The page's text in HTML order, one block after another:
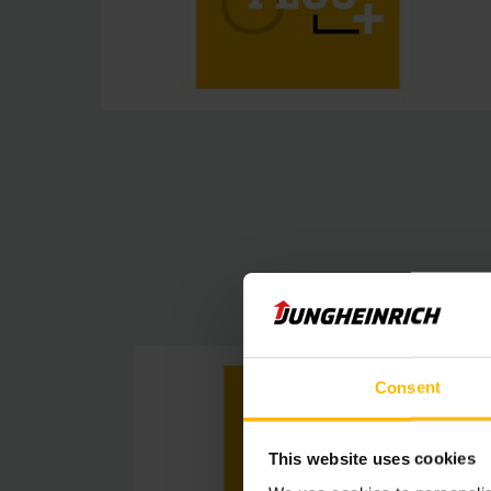
Consent
This website uses cookies